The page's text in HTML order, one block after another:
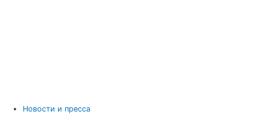
Новости и пресса